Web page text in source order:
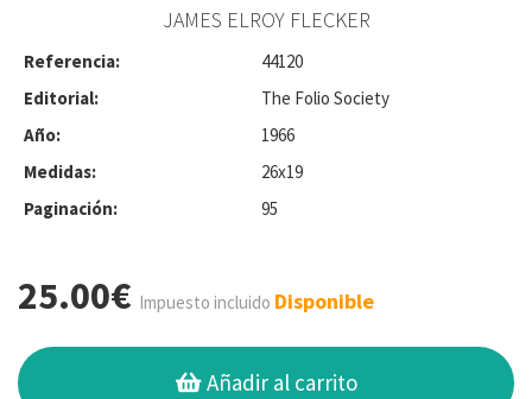
JAMES ELROY FLECKER
Referencia:
44120
Editorial:
The Folio Society
Año:
1966
Medidas:
26x19
Paginación:
95
25.00€ Impuesto incluido Disponible
Añadir al carrito